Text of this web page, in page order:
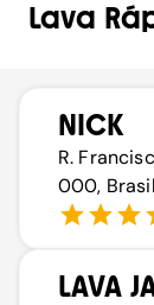
Lava
NICK
R.
000, Brasil
LAVA